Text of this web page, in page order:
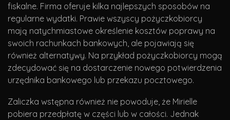
fiskalne. Firma oferuje kilka najlepszych sposobów na
regularne wydatki. Prawie wszyscy pożyczkobiorcy
mają natychmiastowe określenie kosztów poprawy na
swoich rachunkach bankowych, ale pojawiają się
również alternatywy. Na przykład pożyczkobiorcy mogą
zdecydować się na dostarczenie nowego potwierdzenia
urzędnika bankowego lub przekazu pocztowego.
Zaliczka wstępna również nie powoduje, że Mirielle
pobiera przedpłatę w części lub w całości. Jednak